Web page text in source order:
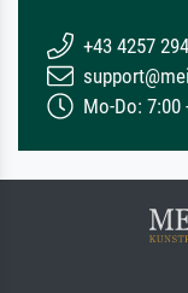
+43 4257
Mo-Do: 7:00